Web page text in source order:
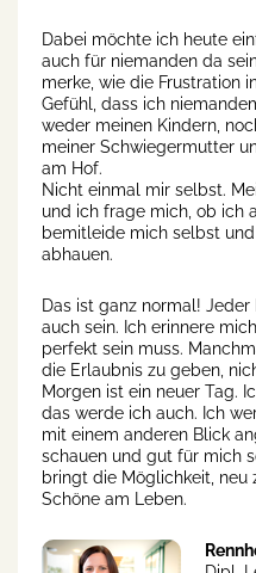
Dabei möchte ich heute
auch für niemanden da
merke, wie die Frustration
Gefühl, dass ich
weder meinen Kindern,
meiner Schwiegermutter
am Hof.
Nicht einmal mir selbst.
und ich frage mich, ob ich
bemitleide mich selbst
abhauen.
Das ist ganz normal!
auch sein. Ich erinnere
perfekt sein muss.
die Erlaubnis zu geben,
Morgen ist ein neuer Tag.
das werde ich auch. Ich
mit einem anderen Blick
schauen und gut für mich
bringt die Möglichkeit, neu
Schöne am Leben.